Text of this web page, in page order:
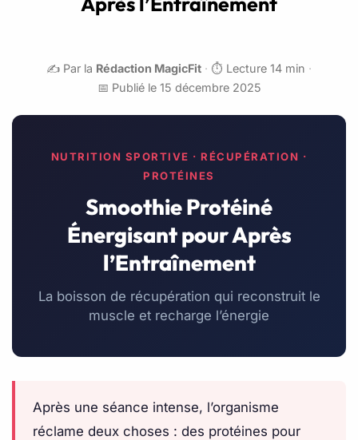
✍️ Par la Rédaction MagicFit · ⏱️ Lecture 14 min ·
📅 Publié le 15 décembre 2025
NUTRITION SPORTIVE · RÉCUPÉRATION ·
PROTÉINES
Smoothie Protéiné
Énergisant pour Après
l’Entraînement
La boisson de récupération qui reconstruit le
muscle et recharge l’énergie
Après une séance intense, l’organisme
réclame deux choses : des protéines pour